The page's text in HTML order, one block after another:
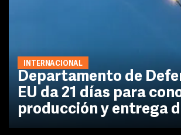
INTERNACIONAL
Departamento de
EU da 21 días para
producción y entrega